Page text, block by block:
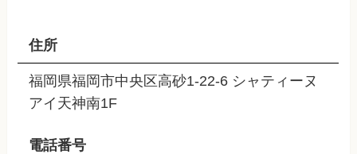
住所
福岡県福岡市中央区高砂1-22-6 シャティーヌ
アイ天神南1F
電話番号